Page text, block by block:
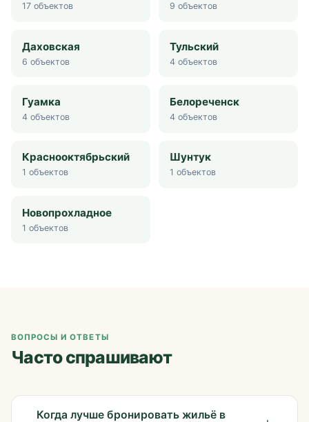
17 объектов 9 объектов
Даховская
6 объектов
Тульский
4объектов
Гуамка
4 объектов
Белореченск
4объектов
Краснооктябрьский
1 объектов
Шунтук
1 объектов
Новопрохладное
1 объектов
ВОПРОСЫ И ОТВЕТЫ
Часто спрашивают
Когда лучше бронировать жильё в